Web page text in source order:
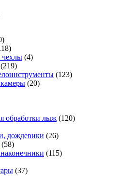
чехлы (4)
(219)
(123)
(20)
обработки лыж (120)
дождевики (26)
(58)
(115)
(37)